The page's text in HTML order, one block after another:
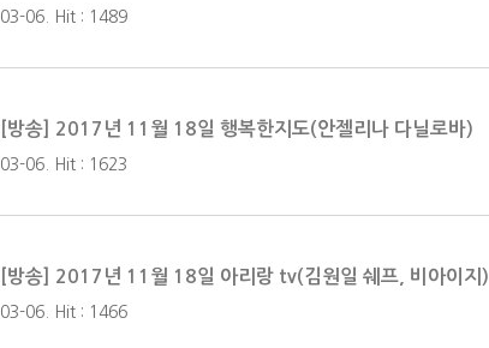
03-06. Hit : 1489
[방송] 2017년 11월 18일 행복한지도(안젤리나 다닐로바)
03-06. Hit : 1623
[방송] 2017년 11월 18일 아리랑 tv(김원일 쉐프, 비아이지)
03-06. Hit : 1466